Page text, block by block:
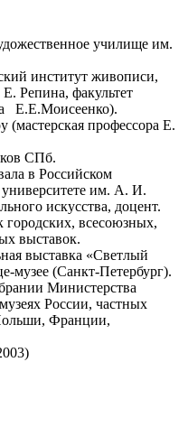
училище им.
институт живописи,
Репина, факультет
Е.Е.Моисеенко).
(мастерская профессора Е.
СПб.
в Российском
университете им. А. И.
искусства, доцент.
городских, всесоюзных,
выставок.
выставка «Светлый
музее (Санкт-Петербург).
Министерства
России, частных
Франции,